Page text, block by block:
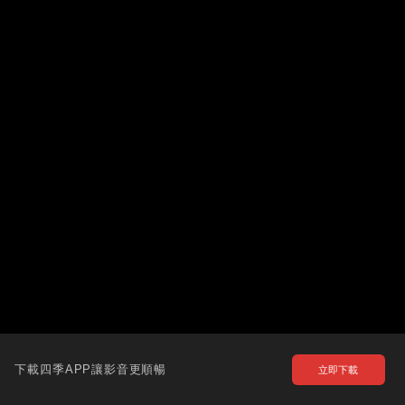
下載四季APP讓影音更順暢 立即下載